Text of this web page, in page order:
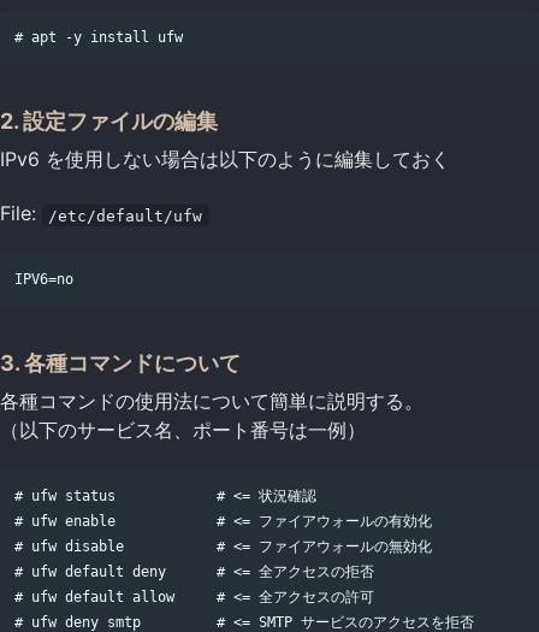
2. 設定ファイルの編集
IPv6 を使用しない場合は以下のように編集しておく
File: /etc/default/ufw
3. 各種コマンドについて
各種コマンドの使用法について簡単に説明する。
（以下のサービス名、ポート番号は一例）
# ufw status            # <= 状況確認
# ufw enable            # <= ファイアウォールの有効化
# ufw disable           # <= ファイアウォールの無効化
# ufw default deny      # <= 全アクセスの拒否
# ufw default allow     # <= 全アクセスの許可
# ufw deny smtp         # <= SMTP サービスのアクセスを拒否